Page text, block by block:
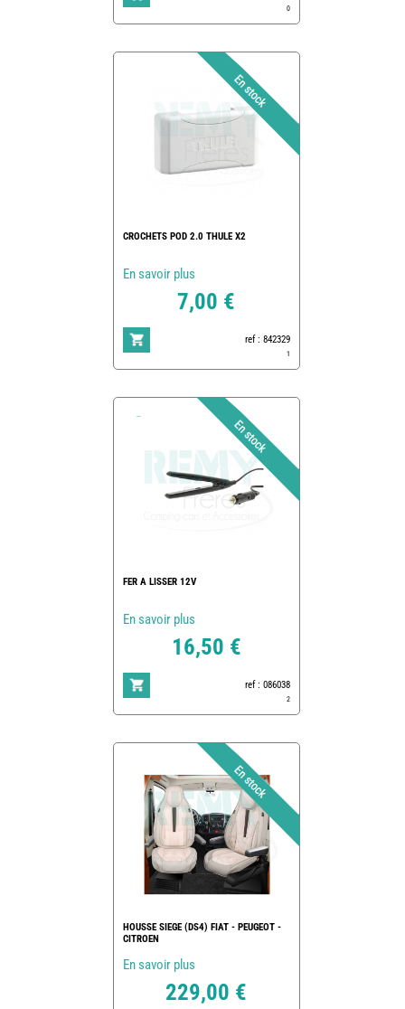
0
CROCHETS POD 2.0 THULE X2
En savoir plus
7,00 €
ref : 842329
1
FER A LISSER 12V
En savoir plus
16,50 €
ref : 086038
2
HOUSSE SIEGE (DS4) FIAT - PEUGEOT -
CITROEN
En savoir plus
229,00 €